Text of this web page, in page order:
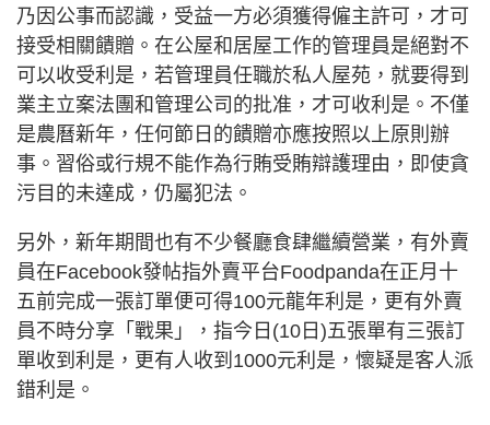
乃因公事而認識，受益一方必須獲得僱主許可，才可
接受相關饋贈。在公屋和居屋工作的管理員是絕對不
可以收受利是，若管理員任職於私人屋苑，就要得到
業主立案法團和管理公司的批准，才可收利是。不僅
是農曆新年，任何節日的饋贈亦應按照以上原則辦
事。習俗或行規不能作為行賄受賄辯護理由，即使貪
污目的未達成，仍屬犯法。
另外，新年期間也有不少餐廳食肆繼續營業，有外賣
員在Facebook發帖指外賣平台Foodpanda在正月十
五前完成一張訂單便可得100元龍年利是，更有外賣
員不時分享「戰果」，指今日(10日)五張單有三張訂
單收到利是，更有人收到1000元利是，懷疑是客人派
錯利是。